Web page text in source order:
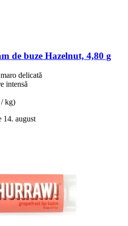
de buze Hazelnut, 4,80 g
delicată
intensă
kg)
14. august